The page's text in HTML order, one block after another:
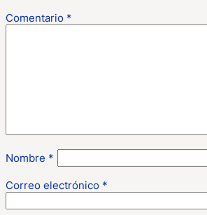
Comentario *
Nombre *
Correo electrónico *